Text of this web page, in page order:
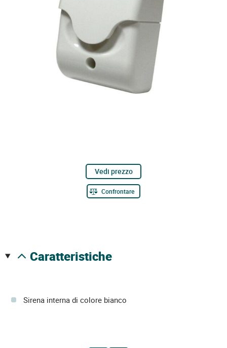
Vedi prezzo
Confrontare
caratteristiche
Sirena interna di colore bianco